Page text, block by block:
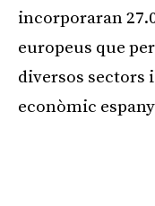
incorporaran
europeus que
diversos sectors
econòmic